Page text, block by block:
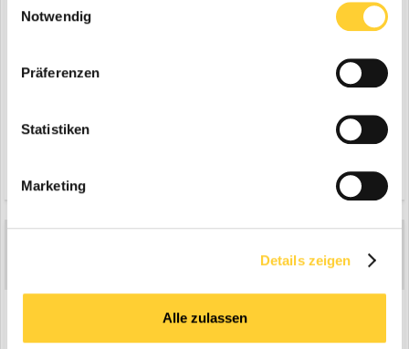
Notwendig
Präferenzen
Statistiken
Marketing
Details zeigen
Alle zulassen
22. Dezember 2007